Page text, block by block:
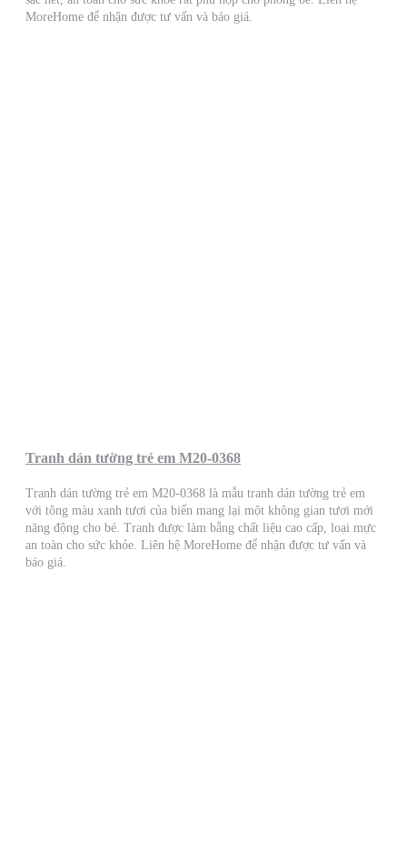
MoreHome để nhận được tư vấn và báo giá.
Tranh dán tường trẻ em M20-0368
Tranh dán tường trẻ em M20-0368 là mẫu tranh dán tường trẻ em
với tông màu xanh tươi của biển mang lại một không gian tươi mới
năng động cho bé. Tranh được làm bằng chất liệu cao cấp, loại mực
an toàn cho sức khỏe. Liên hệ MoreHome để nhận được tư vấn và
báo giá.